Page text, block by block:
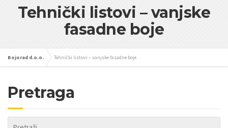
Tehnički listovi – vanjske
fasadne boje
Bojorad d.o.o. Tehnički listovi – vanjske fasadne boje
Pretraga